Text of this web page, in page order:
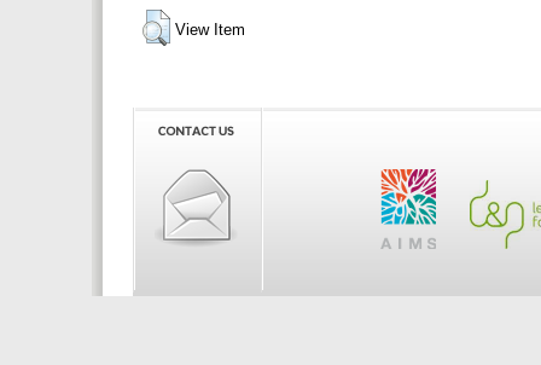
View Item